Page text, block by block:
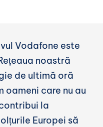
Vodafone este
noastră
de ultimă oră
care nu au
la
Europei să